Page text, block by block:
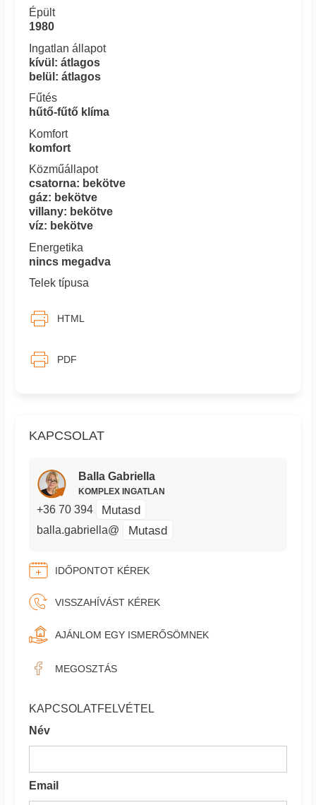
KAPCSOLAT
Balla Gabriella
KOMPLEX INGATLAN
+36 70 394 Mutasd
balla.gabriella@ Mutasd
IDŐPONTOT KÉREK
VISSZAHÍVÁST KÉREK
AJÁNLOM EGY ISMERŐSÖMNEK
MEGOSZTÁS
KAPCSOLATFELVÉTEL
Név
Email
Épült
1980
Ingatlan állapot
kívül: átlagos
belül: átlagos
Fűtés
hűtő-fűtő klíma
Komfort
komfort
Közműállapot
csatorna: bekötve
gáz: bekötve
villany: bekötve
víz: bekötve
Energetika
nincs megadva
Telek típusa
HTML
PDF